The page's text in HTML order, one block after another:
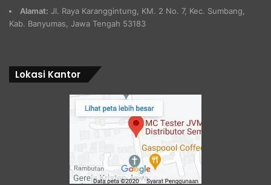
Alamat: Jl. Raya Karanggintung, KM. 2 No. 7, Kec. Sumbang,
Kab. Banyumas, Jawa Tengah 53183
Lokasi Kantor